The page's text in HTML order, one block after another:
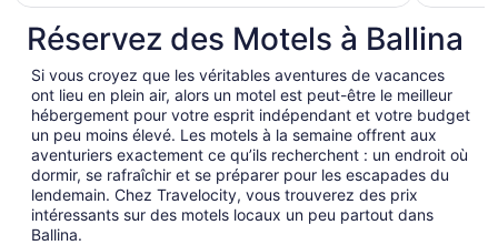
par
nuit
du 8
sept.
au 9
sept.
Réservez des Motels à Ballina
Si vous croyez que les véritables aventures de vacances
ont lieu en plein air, alors un motel est peut-être le meilleur
hébergement pour votre esprit indépendant et votre budget
un peu moins élevé. Les motels à la semaine offrent aux
aventuriers exactement ce qu’ils recherchent : un endroit où
dormir, se rafraîchir et se préparer pour les escapades du
lendemain. Chez Travelocity, vous trouverez des prix
intéressants sur des motels locaux un peu partout dans
Ballina.